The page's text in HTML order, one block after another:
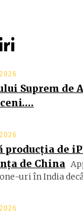
Suprem de
producția de
de China
uri în India